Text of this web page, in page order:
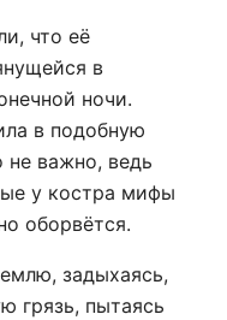
что её
в
ночи.
в подобную
не важно, ведь
у костра мифы
оборвётся.
задыхаясь,
грязь, пытаясь